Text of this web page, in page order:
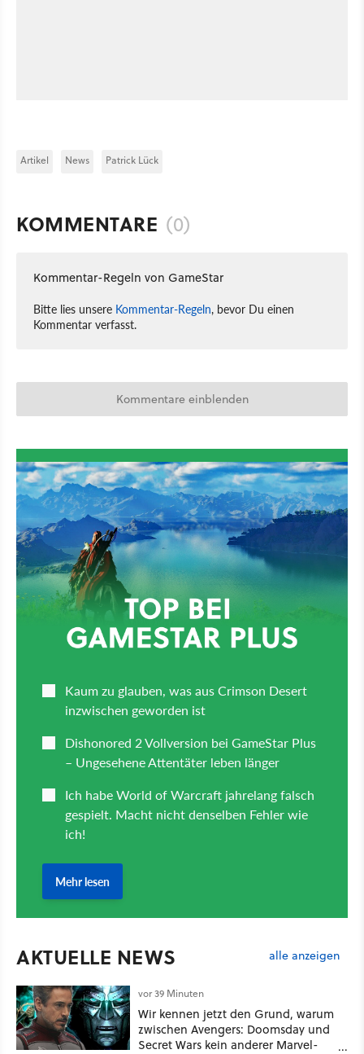
Artikel News Patrick Lück
KOMMENTARE (0)
Kommentar-Regeln von GameStar
Bitte lies unsere Kommentar-Regeln, bevor Du einen
Kommentar verfasst.
Kommentare einblenden
AKTUELLE NEWS alle anzeigen
vor 39 Minuten
Wir kennen jetzt den Grund, warum
zwischen Avengers: Doomsday und
Secret Wars kein anderer Marvel-